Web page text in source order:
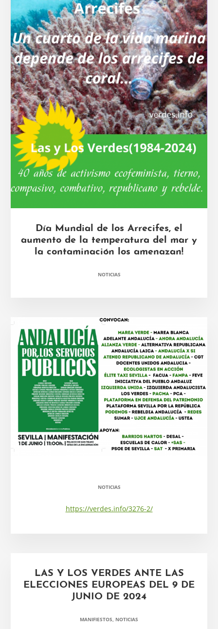
Día Mundial de los Arrecifes, el
aumento de la temperatura del mar y
la contaminación los amenazan!
NOTICIAS
NOTICIAS
https://verdes.info/3276-2/
LAS Y LOS VERDES ANTE LAS
ELECCIONES EUROPEAS DEL 9 DE
JUNIO DE 2024
MANIFIESTOS, NOTICIAS